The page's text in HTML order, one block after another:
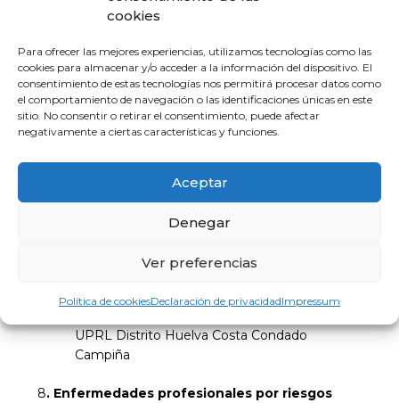
cookies
Para ofrecer las mejores experiencias, utilizamos tecnologías como las
cookies para almacenar y/o acceder a la información del dispositivo. El
consentimiento de estas tecnologías nos permitirá procesar datos como
el comportamiento de navegación o las identificaciones únicas en este
sitio. No consentir o retirar el consentimiento, puede afectar
negativamente a ciertas características y funciones.
Aceptar
Denegar
Ver preferencias
Política de cookiesDeclaración de privacidadImpressum
Medicina del Trabajo .
5.Salud mental y trabajo
-> 23 de mayo
Fraternidad
Mutua Universal a determinar
7. Exposición a riesgo biológico. Covid
UPRL Distrito Huelva Costa Condado
Campiña
8. Enfermedades profesionales por riesgos